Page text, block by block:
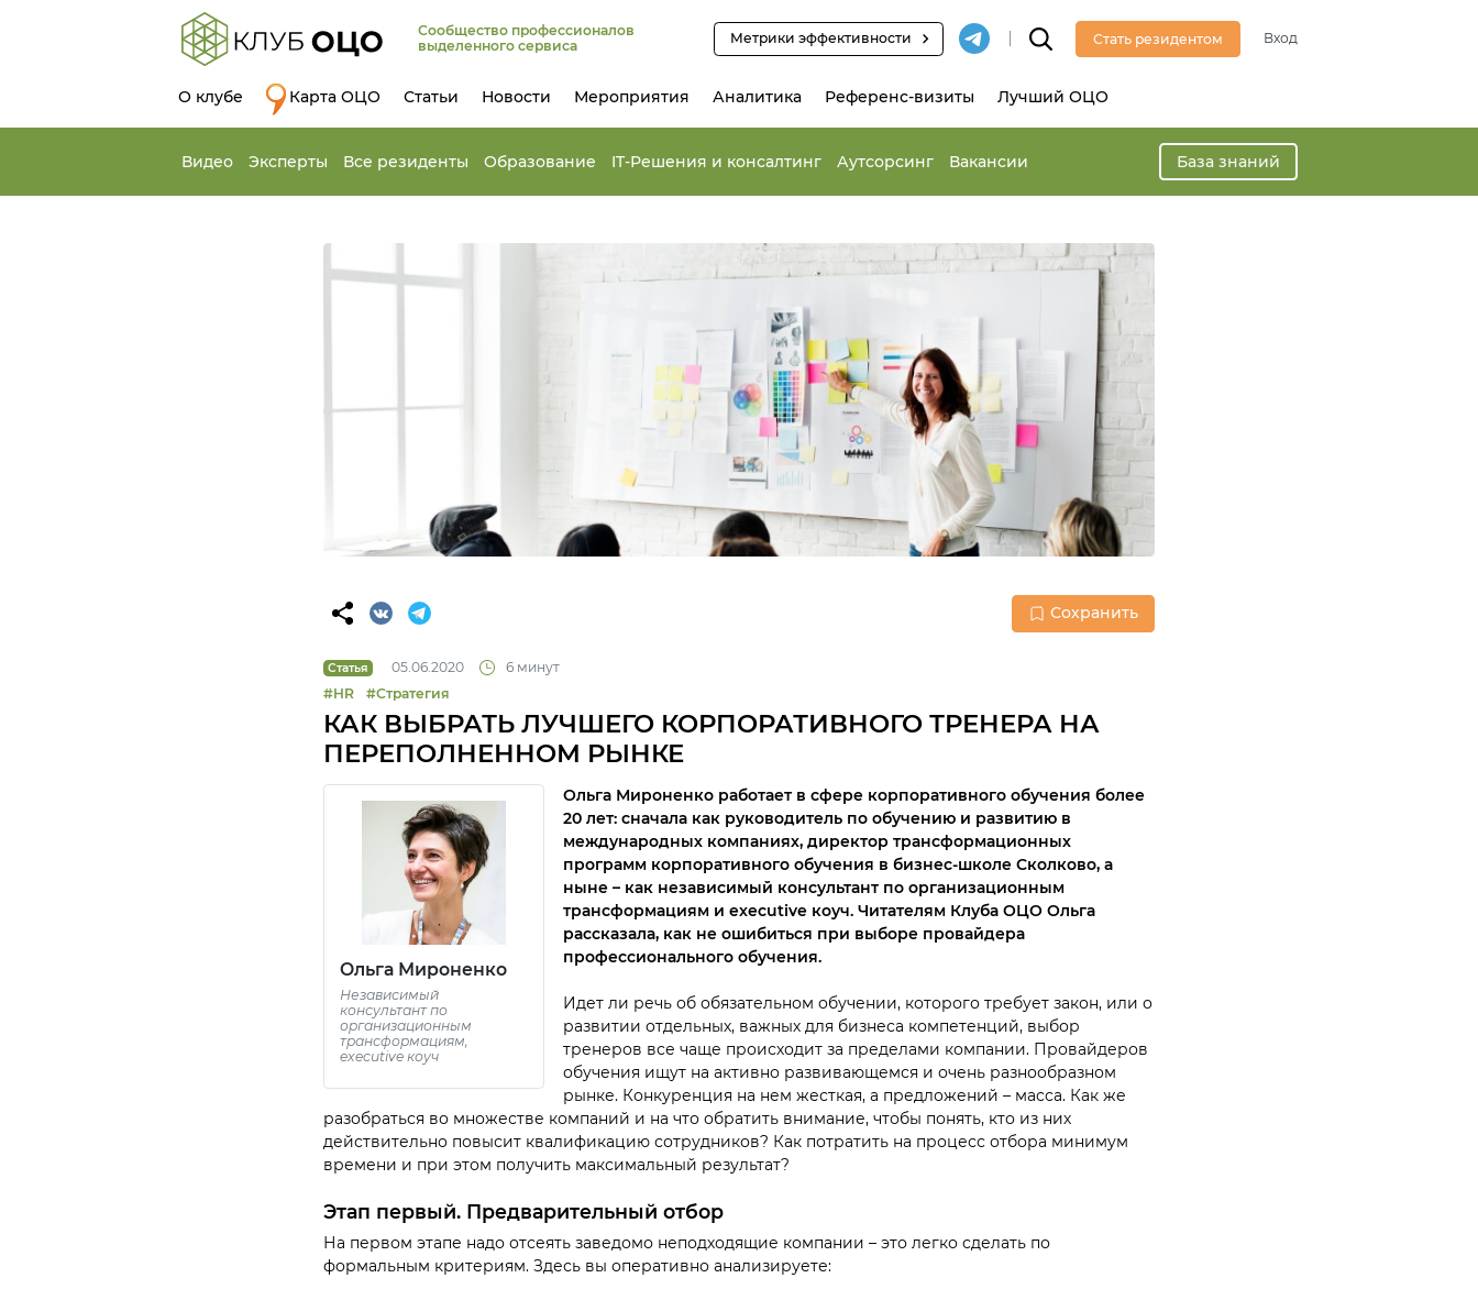
Сообщество профессионалов
выделенного сервиса
Метрики эффективности Стать резидентом Вход
О клубе Карта ОЦО Статьи Новости Мероприятия Аналитика Референс-визиты Лучший ОЦО
Видео Эксперты Все резиденты Образование IT-Решения и консалтинг Аутсорсинг Вакансии База знаний
Сохранить
Статья 05.06.2020
6 минут
#HR
#Стратегия
КАК ВЫБРАТЬ ЛУЧШЕГО КОРПОРАТИВНОГО ТРЕНЕРА НА
ПЕРЕПОЛНЕННОМ РЫНКЕ
Ольга Мироненко
Независимый
консультант по
организационным
трансформациям,
executive коуч
Ольга Мироненко работает в сфере корпоративного обучения более
20 лет: сначала как руководитель по обучению и развитию в
международных компаниях, директор трансформационных
программ корпоративного обучения в бизнес-школе Сколково, а
ныне – как независимый консультант по организационным
трансформациям и executive коуч. Читателям Клуба ОЦО Ольга
рассказала, как не ошибиться при выборе провайдера
профессионального обучения.
Идет ли речь об обязательном обучении, которого требует закон, или о
развитии отдельных, важных для бизнеса компетенций, выбор
тренеров все чаще происходит за пределами компании. Провайдеров
обучения ищут на активно развивающемся и очень разнообразном
рынке. Конкуренция на нем жесткая, а предложений – масса. Как же
разобраться во множестве компаний и на что обратить внимание, чтобы понять, кто из них
действительно повысит квалификацию сотрудников? Как потратить на процесс отбора минимум
времени и при этом получить максимальный результат?
Этап первый. Предварительный отбор
На первом этапе надо отсеять заведомо неподходящие компании – это легко сделать по
формальным критериям. Здесь вы оперативно анализируете: